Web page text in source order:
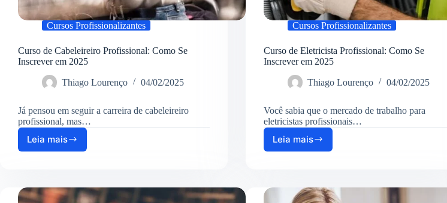
Cursos Profissionalizantes
Curso de Cabeleireiro Profissional: Como Se
Inscrever em 2025
Thiago Lourenço 04/02/2025
Já pensou em seguir a carreira de cabeleireiro
profissional, mas…
Leia mais
Curso
de
Como
Cursos Profissionalizantes
Curso de Eletricista Profissional: Como Se
Inscrever em 2025
Thiago Lourenço 04/02/2025
Você sabia que o mercado de trabalho para
eletricistas profissionais…
Leia mais
Curso
de
Como